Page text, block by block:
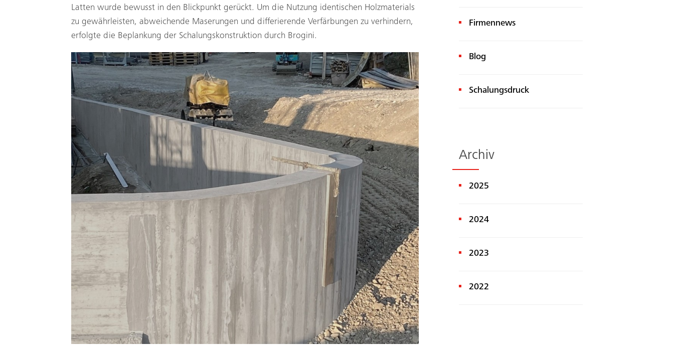
Latten wurde bewusst in den Blickpunkt gerückt. Um die Nutzung identischen Holzmaterials
zu gewährleisten, abweichende Maserungen und differierende Verfärbungen zu verhindern,
erfolgte die Beplankung der Schalungskonstruktion durch Brogini.
Firmennews
Blog
Schalungsdruck
Archiv
2025
2024
2023
2022